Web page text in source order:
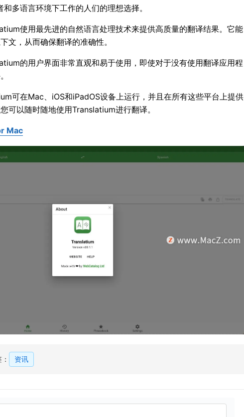
多语言环境下工作的人们的理想选择。
使用最先进的自然语言处理技术来提供高质量的翻译结果。它能
文，从而确保翻译的准确性。
的用户界面非常直观和易于使用，即使对于没有使用翻译应用程
可在Mac、iOS和iPadOS设备上运行，并且在所有这些平台上提供
可以随时随地使用Translatium进行翻译。
Mac
资讯